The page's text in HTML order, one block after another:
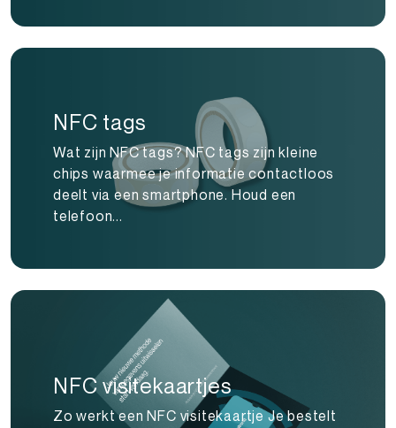
NFC tags
Wat zijn NFC tags? NFC tags zijn kleine
chips waarmee je informatie contactloos
deelt via een smartphone. Houd een
telefoon...
NFC visitekaartjes
Zo werkt een NFC visitekaartje Je bestelt